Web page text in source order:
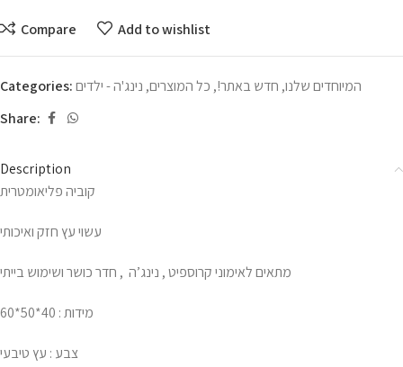
Compare
Add to wishlist
Categories: המיוחדים שלנו, חדש באתר!, כל המוצרים, נינג'ה - ילדים
Share:
Description
קוביה פליאומטרית
עשוי עץ חזק ואיכותי
מתאים לאימוני קרוספיט , נינג’ה , חדר כושר ושימוש בייתי
מידות : 40*50*60
צבע : עץ טיבעי